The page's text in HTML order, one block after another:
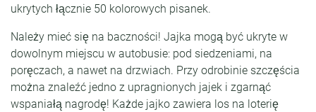
ukrytych łącznie 50 kolorowych pisanek.
Należy mieć się na baczności! Jajka mogą być ukryte w
dowolnym miejscu w autobusie: pod siedzeniami, na
poręczach, a nawet na drzwiach. Przy odrobinie szczęścia
można znaleźć jedno z upragnionych jajek i zgarnąć
wspaniałą nagrodę! Każde jajko zawiera los na loterię